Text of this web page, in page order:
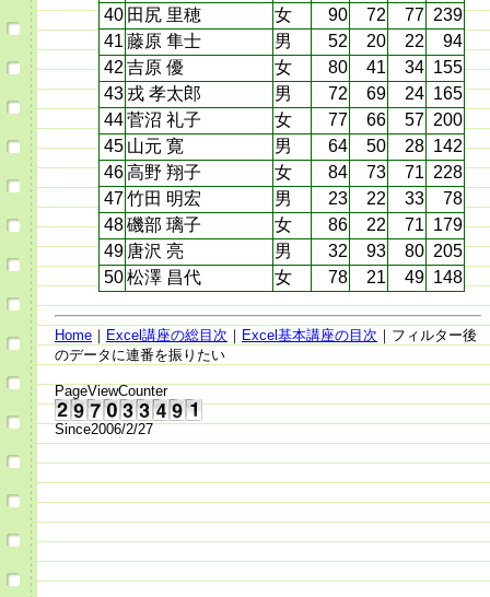
40 田尻 里穂 女 90 72 77 239
41 藤原 隼士 男 52 20 22
94
42 吉原 優 女 80 41 34 155
43戎 孝太郎 男 72 69 24 165
44菅沼 礼子 女 77 66 57 200
45 山元 寛 男 64 50 28 142
46高野 翔子 女 84 73 71 228
47竹田 明宏 男 23 22 33
78
48磯部 璃子 女 86 22 71 179
49 唐沢 亮 男 32 93 80 205
50松澤 昌代 女 78 21 49 148
Home ｜ Excel講座の総目次 ｜ Excel基本講座の目次 ｜フィルター後
のデータに連番を振りたい
PageViewCounter
Since2006/2/27